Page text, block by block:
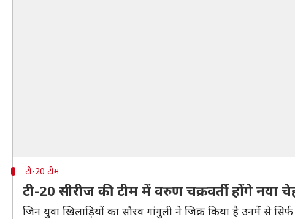
टी-20 टीम
टी-20 सीरीज की टीम में वरुण चक्रवर्ती होंगे नया
जिन युवा खिलाड़ियों का सौरव गांगुली ने जिक्र किया है उनमें से